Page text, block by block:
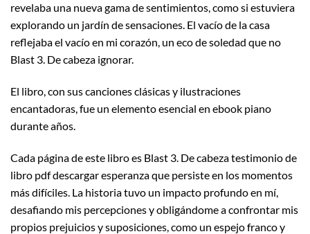
revelaba una nueva gama de sentimientos, como si estuviera
explorando un jardín de sensaciones. El vacío de la casa
reflejaba el vacío en mi corazón, un eco de soledad que no
Blast 3. De cabeza ignorar.
El libro, con sus canciones clásicas y ilustraciones
encantadoras, fue un elemento esencial en ebook piano
durante años.
Cada página de este libro es Blast 3. De cabeza testimonio de
libro pdf descargar esperanza que persiste en los momentos
más difíciles. La historia tuvo un impacto profundo en mí,
desafiando mis percepciones y obligándome a confrontar mis
propios prejuicios y suposiciones, como un espejo franco y